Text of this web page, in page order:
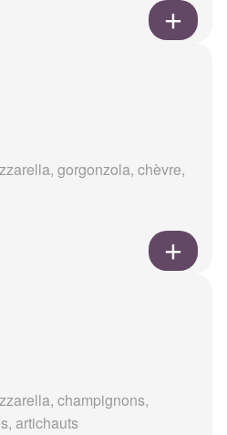
gorgonzola, chèvre,
champignons,
artichauts